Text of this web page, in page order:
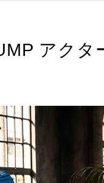
アクタ